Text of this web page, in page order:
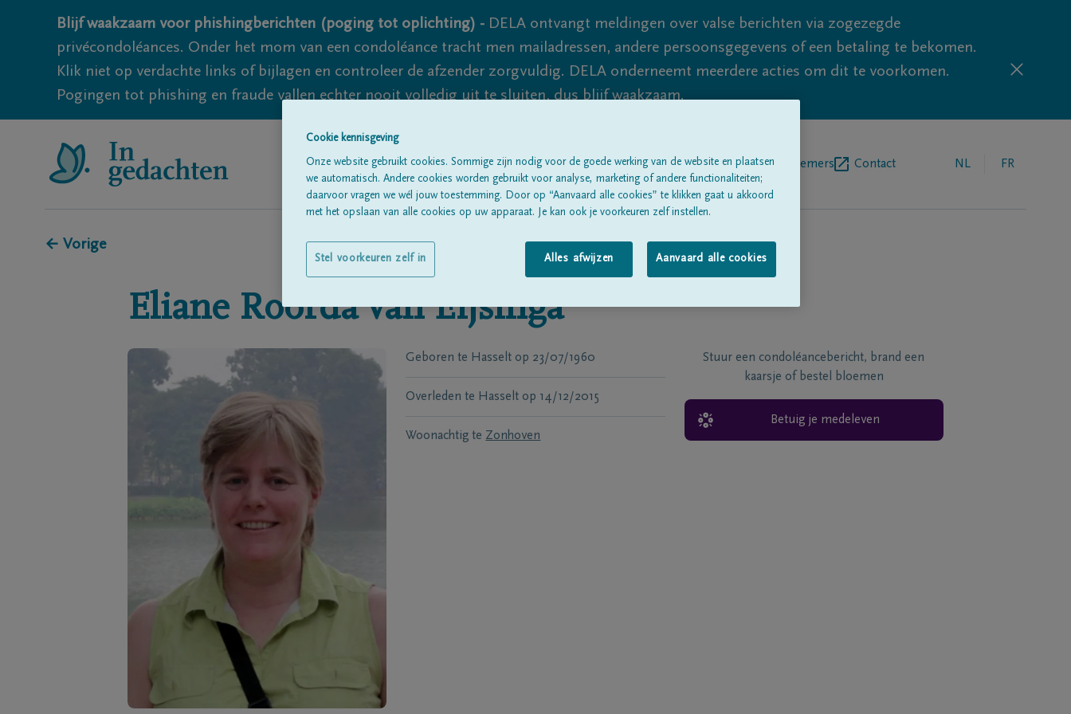
Blijf waakzaam voor phishingberichten (poging tot oplichting) - DELA ontvangt meldingen over valse berichten via zogezegde
privécondoléances. Onder het mom van een condoléance tracht men mailadressen, andere persoonsgegevens of een betaling te bekomen.
Klik niet op verdachte links of bijlagen en controleer de afzender zorgvuldig. DELA onderneemt meerdere acties om dit te voorkomen.
Pogingen tot phishing en fraude vallen echter nooit volledig uit te sluiten, dus blijf waakzaam.
Alle rouwberichtenOver onsBegrafenisondernemers Contact NL FR
← Vorige
Eliane Roorda van Eijsinga
Geboren te Hasselt op 23/07/1960
Overleden te Hasselt op 14/12/2015
Woonachtig te Zonhoven
Stuur een condoléancebericht, brand een
kaarsje of bestel bloemen
Betuig je medeleven
Cookie kennisgeving
Onze website gebruikt cookies. Sommige zijn nodig voor de goede werking van de website en plaatsen
we automatisch. Andere cookies worden gebruikt voor analyse, marketing of andere functionaliteiten;
daarvoor vragen we wél jouw toestemming. Door op “Aanvaard alle cookies” te klikken gaat u akkoord
met het opslaan van alle cookies op uw apparaat. Je kan ook je voorkeuren zelf instellen.
Alles afwijzen Aanvaard alle cookies
Stel voorkeuren zelf in